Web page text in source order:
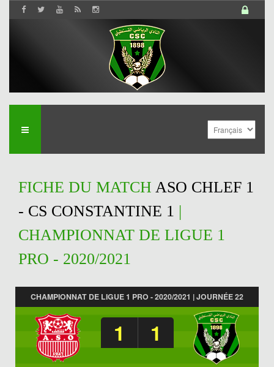
FICHE DU MATCH ASO CHLEF 1
- CS CONSTANTINE 1 |
CHAMPIONNAT DE LIGUE 1
PRO - 2020/2021
CHAMPIONNAT DE LIGUE 1 PRO - 2020/2021 | JOURNÉE 22
1 1